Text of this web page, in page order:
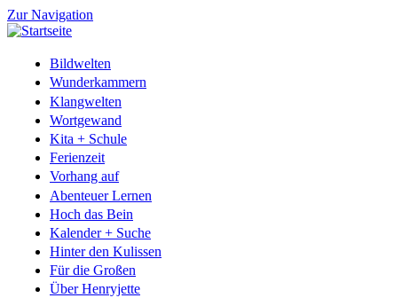
Zur Navigation
Bildwelten
Wunderkammern
Klangwelten
Wortgewand
Kita + Schule
Ferienzeit
Vorhang auf
Abenteuer Lernen
Hoch das Bein
Kalender + Suche
Hinter den Kulissen
Für die Großen
Über Henryjette